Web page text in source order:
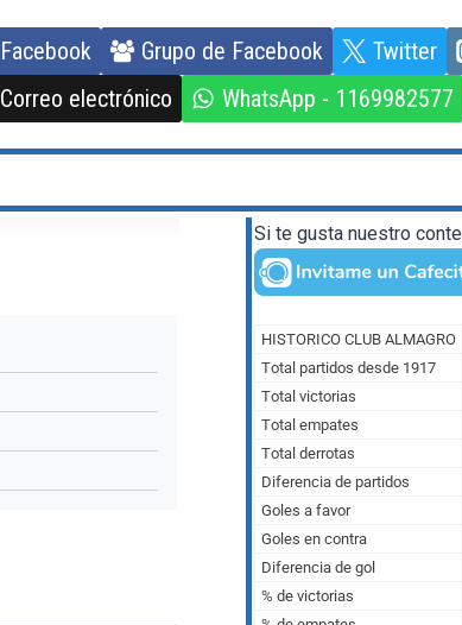
Facebook Grupo de Facebook Twitter
Correo electrónico
WhatsApp - 1169982577
Si te gusta nuestro